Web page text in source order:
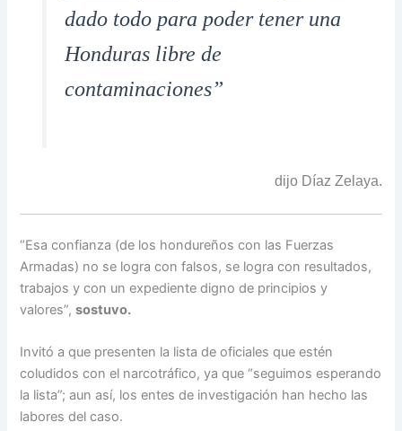
dado todo para poder tener una
Honduras libre de
contaminaciones”
dijo Díaz Zelaya.
“Esa confianza (de los hondureños con las Fuerzas
Armadas) no se logra con falsos, se logra con resultados,
trabajos y con un expediente digno de principios y
valores”,sostuvo.
Invitó a que presenten la lista de oficiales que estén
coludidos con el narcotráfico, ya que “seguimos esperando
la lista”; aun así, los entes de investigación han hecho las
labores del caso.